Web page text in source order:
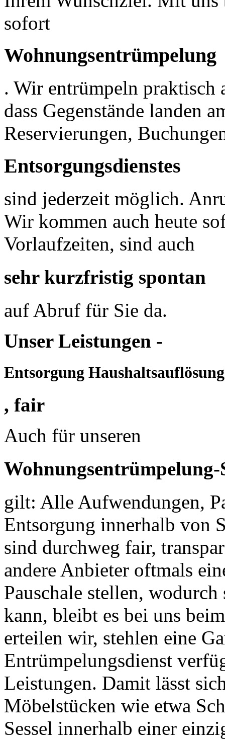
sofort
Wohnungsentrümpelung
. Wir entrümpeln praktisch
dass Gegenstände landen
Reservierungen,
Entsorgungsdienstes
sind jederzeit möglich.
Wir kommen auch heute
Vorlaufzeiten, sind auch
sehr kurzfristig spontan
auf Abruf für Sie da.
Unser Leistungen -
Entsorgung Haushaltsauflösung
, fair
Auch für unseren
Wohnungsentrümpelung-
gilt: Alle Aufwendungen,
Entsorgung innerhalb von
sind durchweg fair,
andere Anbieter oftmals
Pauschale stellen,
kann, bleibt es bei uns
erteilen wir, stehlen eine
Entrümpelungsdienst
Leistungen. Damit lässt
Möbelstücken wie etwa
Sessel innerhalb einer